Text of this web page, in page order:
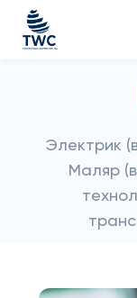
Электрик
Маляр